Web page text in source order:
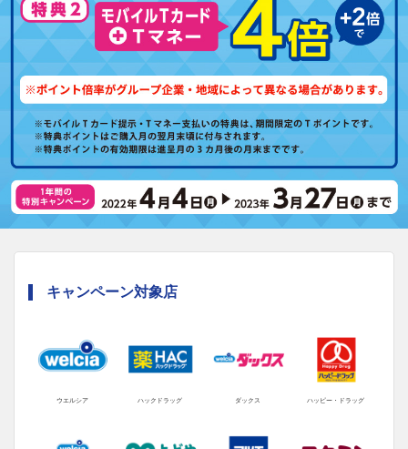
キャンペーン対象店
ウエルシア ハックドラッグ ダックス ハッピー・ドラッグ